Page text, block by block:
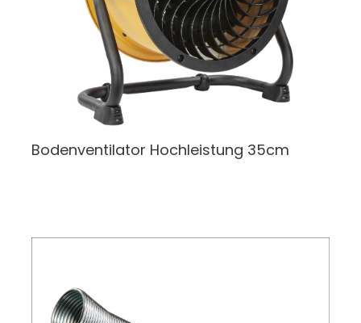
Bodenventilator Hochleistung 35cm